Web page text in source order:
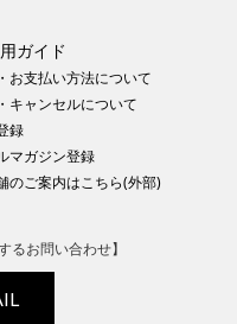
ガイド
お支払い方法について
キャンセルについて
録
マガジン登録
のご案内はこちら(外部)
るお問い合わせ】